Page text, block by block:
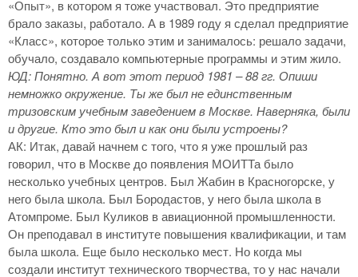
«Опыт», в котором я тоже участвовал. Это предприятие
брало заказы, работало. А в 1989 году я сделал предприятие
«Класс», которое только этим и занималось: решало задачи,
обучало, создавало компьютерные программы и этим жило.
ЮД: Понятно. А вот этот период 1981 – 88 гг. Опиши
немножко окружение. Ты же был не единственным
тризовским учебным заведением в Москве. Наверняка, были
и другие. Кто это был и как они были устроены?
АК: Итак, давай начнем с того, что я уже прошлый раз
говорил, что в Москве до появления МОИТТа было
несколько учебных центров. Был Жабин в Красногорске, у
него была школа. Был Бородастов, у него была школа в
Атомпроме. Был Куликов в авиационной промышленности.
Он преподавал в институте повышения квалификации, и там
была школа. Еще было несколько мест. Но когда мы
создали институт технического творчества, то у нас начали